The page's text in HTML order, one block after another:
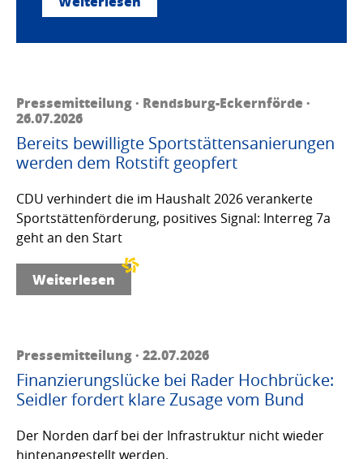
Pressemitteilung · Rendsburg-Eckernförde ·
26.07.2026
Bereits bewilligte Sportstättensanierungen
werden dem Rotstift geopfert
CDU verhindert die im Haushalt 2026 verankerte
Sportstättenförderung, positives Signal: Interreg 7a
geht an den Start
Weiterlesen
Pressemitteilung · 22.07.2026
Finanzierungslücke bei Rader Hochbrücke:
Seidler fordert klare Zusage vom Bund
Der Norden darf bei der Infrastruktur nicht wieder
hintenangestellt werden.